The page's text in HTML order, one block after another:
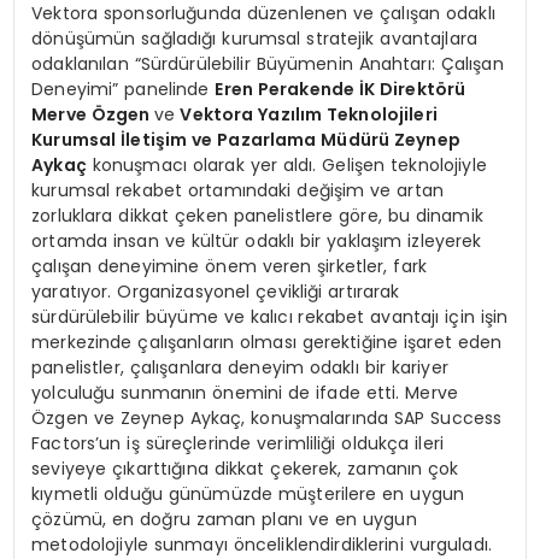
Vektora sponsorluğunda düzenlenen ve çalışan odaklı
dönüşümün sağladığı kurumsal stratejik avantajlara
odaklanılan “Sürdürülebilir Büyümenin Anahtarı: Çalışan
Deneyimi” panelinde Eren Perakende İK Direktörü
Merve Özgenve Vektora Yazılım Teknolojileri
Kurumsal İletişim ve Pazarlama Müdürü Zeynep
Aykaç konuşmacı olarak yer aldı. Gelişen teknolojiyle
kurumsal rekabet ortamındaki değişim ve artan
zorluklara dikkat çeken panelistlere göre, bu dinamik
ortamda insan ve kültür odaklı bir yaklaşım izleyerek
çalışan deneyimine önem veren şirketler, fark
yaratıyor. Organizasyonel çevikliği artırarak
sürdürülebilir büyüme ve kalıcı rekabet avantajı için işin
merkezinde çalışanların olması gerektiğine işaret eden
panelistler, çalışanlara deneyim odaklı bir kariyer
yolculuğu sunmanın önemini de ifade etti. Merve
Özgen ve Zeynep Aykaç, konuşmalarında SAP Success
Factors’un iş süreçlerinde verimliliği oldukça ileri
seviyeye çıkarttığına dikkat çekerek, zamanın çok
kıymetli olduğu günümüzde müşterilere en uygun
çözümü, en doğru zaman planı ve en uygun
metodolojiyle sunmayı önceliklendirdiklerini vurguladı.